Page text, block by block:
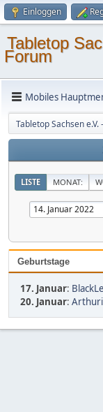
Einloggen
Tabletop
Forum
Mobiles
Tabletop Sachsen e.V.
LISTE MONAT:
Geburtstage
17. Januar:
20. Januar: